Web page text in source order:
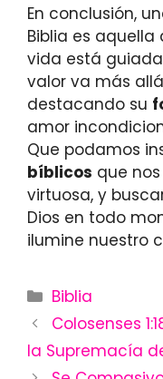
En conclusión,
Biblia es aquella
vida está
valor va más
destacando su
amor
Que podamos
bíblicos que
virtuosa, y
Dios en todo
ilumine nuestro
Categories
Biblia
Colosenses
la Supremacía